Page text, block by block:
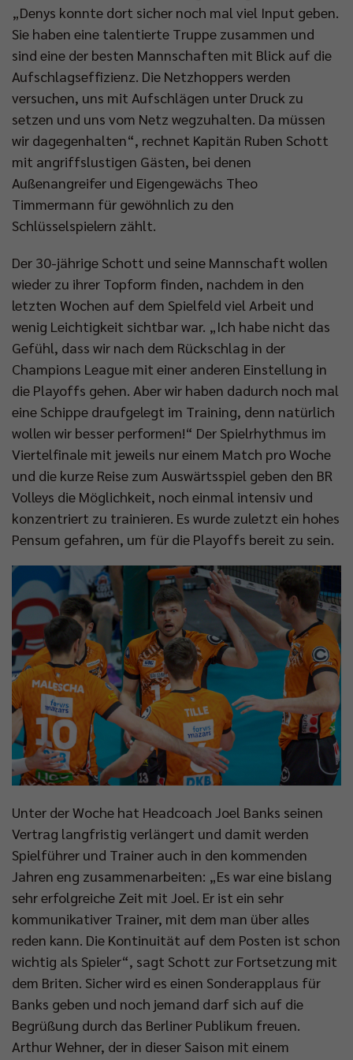
„Denys konnte dort sicher noch mal viel Input geben.
Sie haben eine talentierte Truppe zusammen und
sind eine der besten Mannschaften mit Blick auf die
Aufschlagseffizienz. Die Netzhoppers werden
versuchen, uns mit Aufschlägen unter Druck zu
setzen und uns vom Netz wegzuhalten. Da müssen
wir dagegenhalten“, rechnet Kapitän Ruben Schott
mit angriffslustigen Gästen, bei denen
Außenangreifer und Eigengewächs Theo
Timmermann für gewöhnlich zu den
Schlüsselspielern zählt.
Der 30-jährige Schott und seine Mannschaft wollen
wieder zu ihrer Topform finden, nachdem in den
letzten Wochen auf dem Spielfeld viel Arbeit und
wenig Leichtigkeit sichtbar war. „Ich habe nicht das
Gefühl, dass wir nach dem Rückschlag in der
Champions League mit einer anderen Einstellung in
die Playoffs gehen. Aber wir haben dadurch noch mal
eine Schippe draufgelegt im Training, denn natürlich
wollen wir besser performen!“ Der Spielrhythmus im
Viertelfinale mit jeweils nur einem Match pro Woche
und die kurze Reise zum Auswärtsspiel geben den BR
Volleys die Möglichkeit, noch einmal intensiv und
konzentriert zu trainieren. Es wurde zuletzt ein hohes
Pensum gefahren, um für die Playoffs bereit zu sein.
Unter der Woche hat Headcoach Joel Banks seinen
Vertrag langfristig verlängert und damit werden
Spielführer und Trainer auch in den kommenden
Jahren eng zusammenarbeiten: „Es war eine bislang
sehr erfolgreiche Zeit mit Joel. Er ist ein sehr
kommunikativer Trainer, mit dem man über alles
reden kann. Die Kontinuität auf dem Posten ist schon
wichtig als Spieler“, sagt Schott zur Fortsetzung mit
dem Briten. Sicher wird es einen Sonderapplaus für
Banks geben und noch jemand darf sich auf die
Begrüßung durch das Berliner Publikum freuen.
Arthur Wehner, der in dieser Saison mit einem